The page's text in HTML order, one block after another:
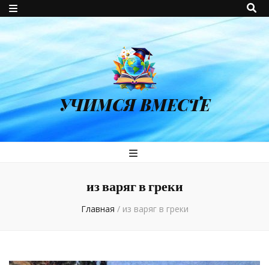
УЧИМСЯ ВМЕСТЕ
из варяг в греки
Главная / из варяг в греки